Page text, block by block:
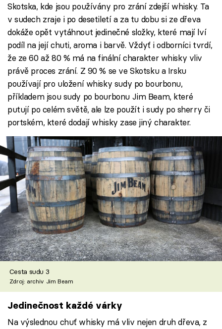
Skotska, kde jsou používány pro zrání zdejší whisky. Ta
v sudech zraje i po desetiletí a za tu dobu si ze dřeva
dokáže opět vytáhnout jedinečné složky, které mají lví
podíl na její chuti, aroma i barvě. Vždyť i odborníci tvrdí,
že ze 60 až 80 % má na finální charakter whisky vliv
právě proces zrání. Z 90 % se ve Skotsku a Irsku
používají pro uložení whisky sudy po bourbonu,
příkladem jsou sudy po bourbonu Jim Beam, které
putují po celém světě, ale lze použít i sudy po sherry či
portském, které dodají whisky zase jiný charakter.
Cesta sudu 3
Zdroj: archiv Jim Beam
Jedinečnost každé várky
Na výslednou chuť whisky má vliv nejen druh dřeva, z